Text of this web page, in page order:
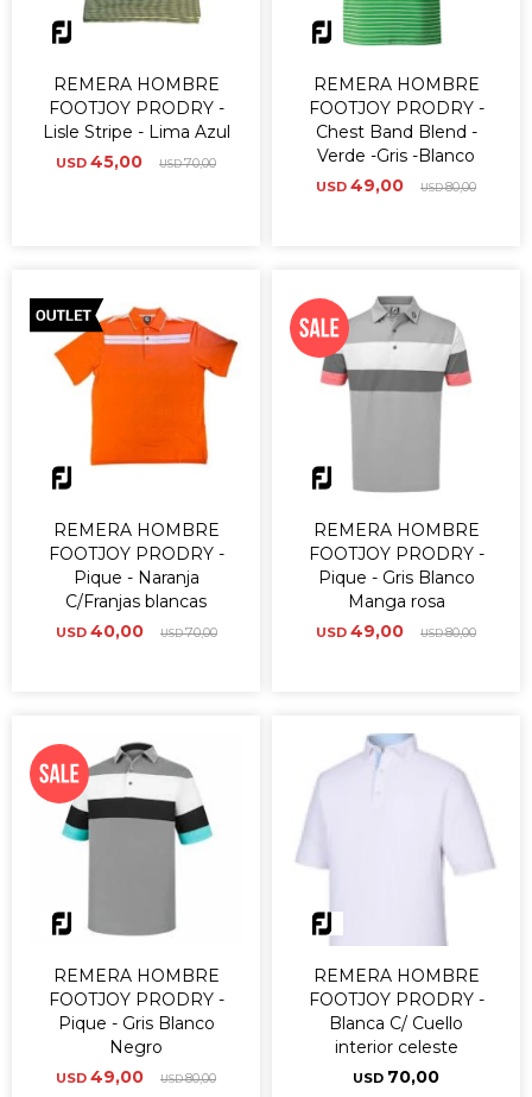
REMERA HOMBRE
FOOTJOY PRODRY -
Lisle Stripe - Lima Azul
USD 45,00 USD70,00
REMERA HOMBRE
FOOTJOY PRODRY -
Chest Band Blend -
Verde -Gris -Blanco
USD 49,00 USD80,00
REMERA HOMBRE
FOOTJOY PRODRY -
Pique - Naranja
C/Franjas blancas
USD 40,00 USD70,00
REMERA HOMBRE
FOOTJOY PRODRY -
Pique - Gris Blanco
Manga rosa
USD 49,00 USD80,00
REMERA HOMBRE
FOOTJOY PRODRY -
Pique - Gris Blanco
Negro
USD 49,00 USD80,00
REMERA HOMBRE
FOOTJOY PRODRY -
Blanca C/ Cuello
interior celeste
USD 70,00